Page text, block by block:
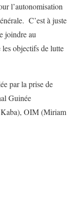
l’autonomisation
C’est à juste
joindre au
objectifs de lutte
par la prise de
Guinée
Kaba), OIM (Miriam